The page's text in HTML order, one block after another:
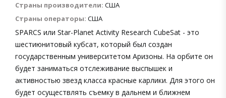
Страны производители: США
Страны операторы: США
SPARCS или Star-Planet Activity Research CubeSat - это
шестиюнитовый кубсат, который был создан
государственным университетом Аризоны. На орбите он
будет заниматься отслеживание выспышек и
активностью звезд класса красные карлики. Для этого он
будет осуществлять съемку в дальнем и ближнем